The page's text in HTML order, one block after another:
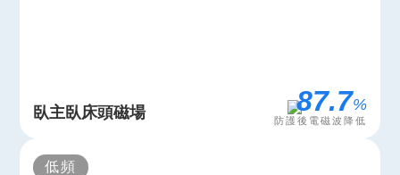
臥主臥床頭磁場 97.9%
防護後電磁波降低
低頻